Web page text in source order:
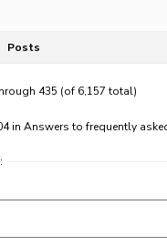
Posts
435 (of 6,157 total)
in Answers to frequently